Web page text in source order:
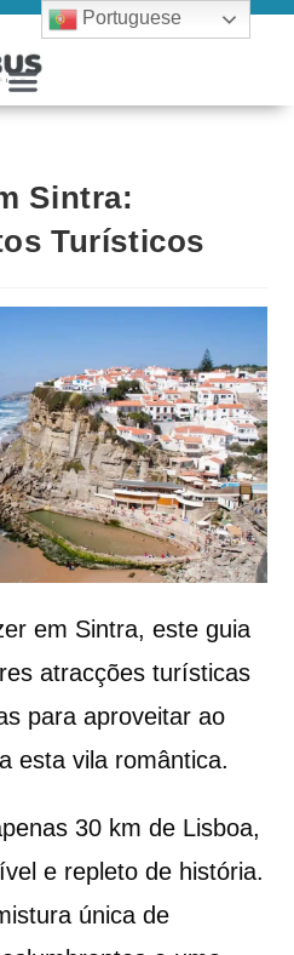
Sintra:
Turísticos
em Sintra, este guia
atracções turísticas
para aproveitar ao
esta vila romântica.
30 km de Lisboa,
e repleto de história.
única de
Portuguese